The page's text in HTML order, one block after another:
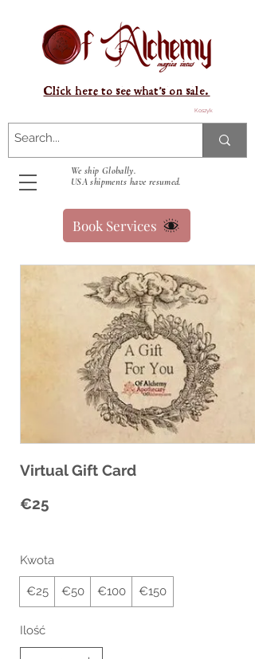
Koszyk
We ship Globally.
USA shipments have resumed.
Click here to see what's on sale.
Book Services
Virtual Gift Card
€25
Kwota
€25 €50 €100 €150
Ilość